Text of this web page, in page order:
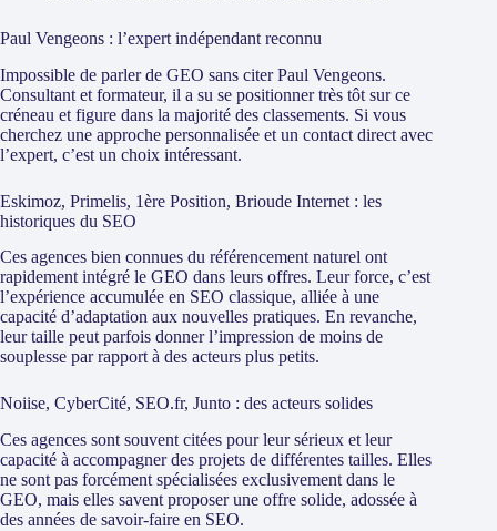
Paul Vengeons : l’expert indépendant reconnu
Impossible de parler de GEO sans citer Paul Vengeons.
Consultant et formateur, il a su se positionner très tôt sur ce
créneau et figure dans la majorité des classements. Si vous
cherchez une approche personnalisée et un contact direct avec
l’expert, c’est un choix intéressant.
Eskimoz, Primelis, 1ère Position, Brioude Internet : les
historiques du SEO
Ces agences bien connues du référencement naturel ont
rapidement intégré le GEO dans leurs offres. Leur force, c’est
l’expérience accumulée en SEO classique, alliée à une
capacité d’adaptation aux nouvelles pratiques. En revanche,
leur taille peut parfois donner l’impression de moins de
souplesse par rapport à des acteurs plus petits.
Noiise, CyberCité, SEO.fr, Junto : des acteurs solides
Ces agences sont souvent citées pour leur sérieux et leur
capacité à accompagner des projets de différentes tailles. Elles
ne sont pas forcément spécialisées exclusivement dans le
GEO, mais elles savent proposer une offre solide, adossée à
des années de savoir-faire en SEO.